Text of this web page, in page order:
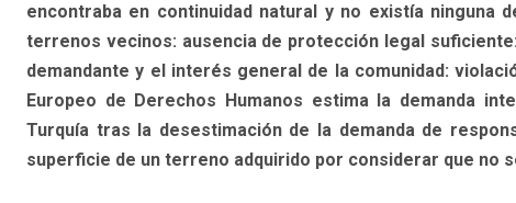
encontraba en continuidad natural y no existía
terrenos vecinos: ausencia de protección legal
demandante y el interés general de la comunidad:
Europeo de Derechos Humanos estima la demanda
Turquía tras la desestimación de la demanda de
superficie de un terreno adquirido por considerar que no